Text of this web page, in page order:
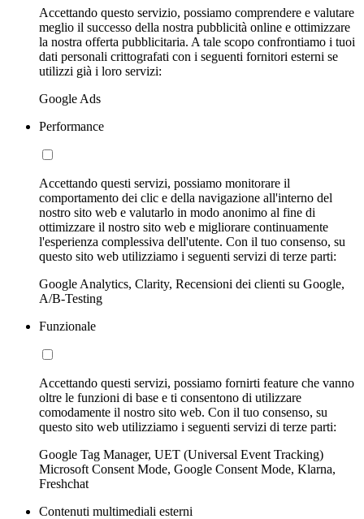
Accettando questo servizio, possiamo comprendere e valutare
meglio il successo della nostra pubblicità online e ottimizzare
la nostra offerta pubblicitaria. A tale scopo confrontiamo i tuoi
dati personali crittografati con i seguenti fornitori esterni se
utilizzi già i loro servizi:
Google Ads
Performance
Accettando questi servizi, possiamo monitorare il
comportamento dei clic e della navigazione all'interno del
nostro sito web e valutarlo in modo anonimo al fine di
ottimizzare il nostro sito web e migliorare continuamente
l'esperienza complessiva dell'utente. Con il tuo consenso, su
questo sito web utilizziamo i seguenti servizi di terze parti:
Google Analytics, Clarity, Recensioni dei clienti su Google,
A/B-Testing
Funzionale
Accettando questi servizi, possiamo fornirti feature che vanno
oltre le funzioni di base e ti consentono di utilizzare
comodamente il nostro sito web. Con il tuo consenso, su
questo sito web utilizziamo i seguenti servizi di terze parti:
Google Tag Manager, UET (Universal Event Tracking)
Microsoft Consent Mode, Google Consent Mode, Klarna,
Freshchat
Contenuti multimediali esterni